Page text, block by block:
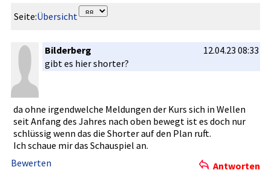
Seite:Übersicht
Bilderberg
12.04.23 08:33
gibt es hier shorter?
da ohne irgendwelc­he Meldungen der Kurs sich in Wellen
seit Anfang des Jahres nach oben bewegt ist es doch nur
schlüssig wenn das die Shorter auf den Plan ruft.
Ich schaue mir das Schauspiel­ an.
Bewerten
Antworten